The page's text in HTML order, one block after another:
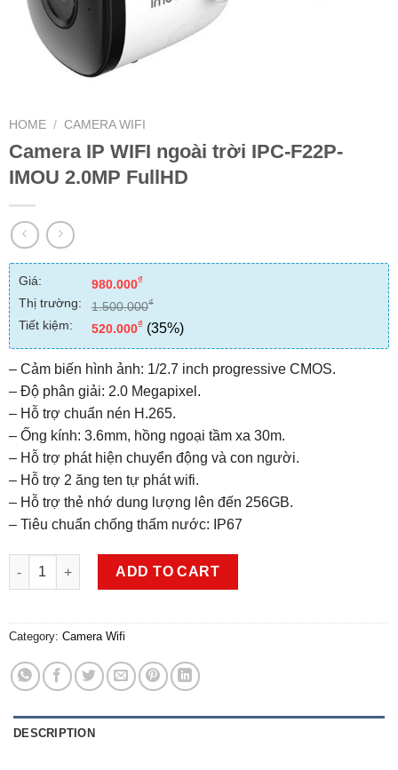
HOME / CAMERA WIFI
Camera IP WIFI ngoài trời IPC-F22P-
IMOU 2.0MP FullHD
Giá: 980.000₫
Thị trường: 1.500.000₫
Tiết kiệm: 520.000₫ (35%)
– Cảm biến hình ảnh: 1/2.7 inch progressive CMOS.
– Độ phân giải: 2.0 Megapixel.
– Hỗ trợ chuẩn nén H.265.
– Ống kính: 3.6mm, hồng ngoại tầm xa 30m.
– Hỗ trợ phát hiện chuyển động và con người.
– Hỗ trợ 2 ăng ten tự phát wifi.
– Hỗ trợ thẻ nhớ dung lượng lên đến 256GB.
– Tiêu chuẩn chống thấm nước: IP67
Camera IP WIFI ngoài trời IPC-F22P-IMOU 2.0MP FullHD quantity
ADD TO CART
Category: Camera Wifi
DESCRIPTION